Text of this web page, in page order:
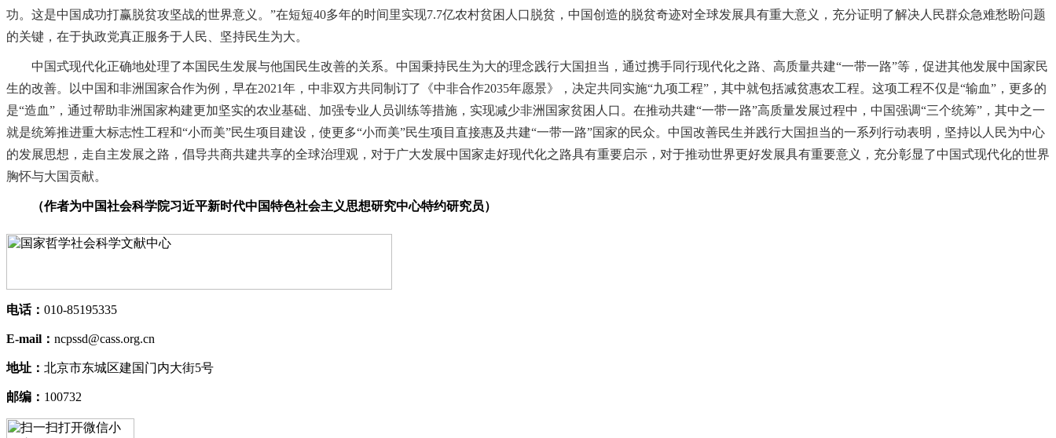
功。这是中国成功打赢脱贫攻坚战的世界意义。”在短短40多年的时间里实现7.7亿农村贫困人口脱贫，中国创造的脱贫奇迹对全球发展具有重大意义，充分证明了解决人民群众急难愁盼问题
的关键，在于执政党真正服务于人民、坚持民生为大。
中国式现代化正确地处理了本国民生发展与他国民生改善的关系。中国秉持民生为大的理念践行大国担当，通过携手同行现代化之路、高质量共建“一带一路”等，促进其他发展中国家民
生的改善。以中国和非洲国家合作为例，早在2021年，中非双方共同制订了《中非合作2035年愿景》，决定共同实施“九项工程”，其中就包括减贫惠农工程。这项工程不仅是“输血”，更多的
是“造血”，通过帮助非洲国家构建更加坚实的农业基础、加强专业人员训练等措施，实现减少非洲国家贫困人口。在推动共建“一带一路”高质量发展过程中，中国强调“三个统筹”，其中之一
就是统筹推进重大标志性工程和“小而美”民生项目建设，使更多“小而美”民生项目直接惠及共建“一带一路”国家的民众。中国改善民生并践行大国担当的一系列行动表明，坚持以人民为中心
的发展思想，走自主发展之路，倡导共商共建共享的全球治理观，对于广大发展中国家走好现代化之路具有重要启示，对于推动世界更好发展具有重要意义，充分彰显了中国式现代化的世界
胸怀与大国贡献。
（作者为中国社会科学院习近平新时代中国特色社会主义思想研究中心特约研究员）
电话： 010-85195335
E-mail： ncpssd@cass.org.cn
地址： 北京市东城区建国门内大街5号
邮编： 100732